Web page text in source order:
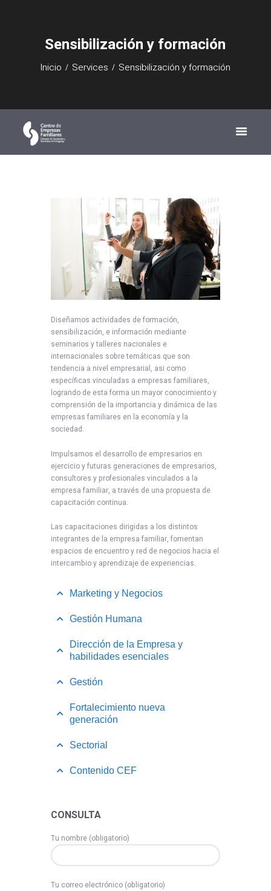
Sensibilización y formación
Inicio Services Sensibilización y formación
Diseñamos actividades de formación,
sensibilización, e información mediante
seminarios y talleres nacionales e
internacionales sobre temáticas que son
tendencia a nivel empresarial, asi como
específicas vinculadas a empresas familiares,
logrando de esta forma un mayor conocimiento y
comprensión de la importancia y dinámica de las
empresas familiares en la economía y la
sociedad.
Impulsamos el desarrollo de empresarios en
ejercicio y futuras generaciones de empresarios,
consultores y profesionales vinculados a la
empresa familiar, a través de una propuesta de
capacitación continua.
Las capacitaciones dirigidas a los distintos
integrantes de la empresa familiar, fomentan
espacios de encuentro y red de negocios hacia el
intercambio y aprendizaje de experiencias.
Marketing y Negocios
Gestión Humana
Dirección de la Empresa y
habilidades esenciales
Gestión
Fortalecimiento nueva
generación
Sectorial
Contenido CEF
CONSULTA
Tu nombre (obligatorio)
Tu correo electrónico (obligatorio)